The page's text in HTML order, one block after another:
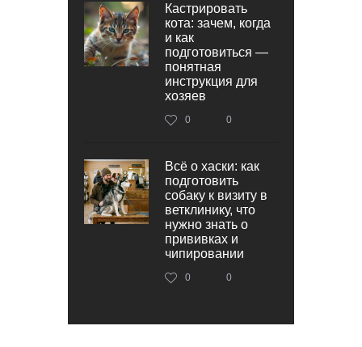
Кастрировать
кота: зачем, когда
и как
подготовиться —
понятная
инструкция для
хозяев
0 0
Всё о хаски: как
подготовить
собаку к визиту в
ветклинику, что
нужно знать о
прививках и
чипировании
0 0